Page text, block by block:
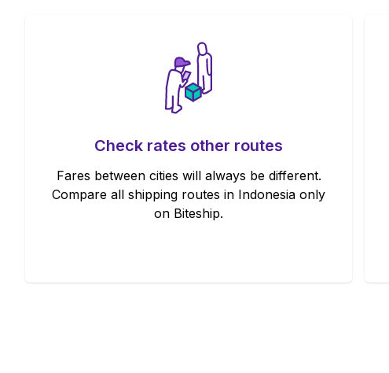
Check rates other routes
Fares between cities will always be different.
Compare all shipping routes in Indonesia only
on Biteship.